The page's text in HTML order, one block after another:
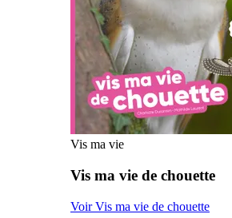
Vis ma vie
Vis ma vie de chouette
Voir Vis ma vie de chouette